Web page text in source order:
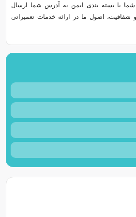
شما با بسته‌ بندی ایمن به آدرس شما ارسال
اصول ما در ارائه خدمات تعمیراتی